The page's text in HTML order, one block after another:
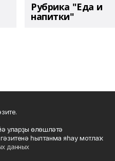
Рубрика "Еда и
напитки"
уларҙы өлөшләтә
һылтанма яһау мотлаҡ.
данных